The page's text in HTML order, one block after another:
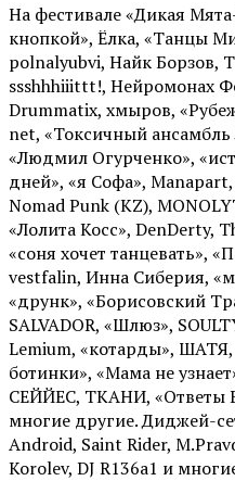
На фестивале «Дикая
кнопкой», Ёлка, «Танцы
polnalyubvi, Найк Борзов,
ssshhhiiittt!, Нейромонах
Drummatix, хмыров,
net, «Токсичный ансамбль
«Людмил Огурченко»,
дней», «я Софа»,
Nomad Punk (KZ),
«Лолита Косс», DenDerty,
«соня хочет танцевать»,
vestfalin, Инна Сиберия,
«друнк», «Борисовский
SALVADOR, «Шлюз»,
Lemium, «котарды»,
ботинки», «Мама не
СЕЙЙЕС, ТКАНИ,
многие другие. Диджей-
Android, Saint Rider,
Korolev, DJ R136a1 и